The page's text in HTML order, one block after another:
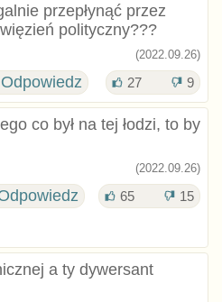
przepłynąć przez
polityczny???
(2022.09.26)
27 9
co był na tej łodzi, to by
(2022.09.26)
65 15
a ty dywersant